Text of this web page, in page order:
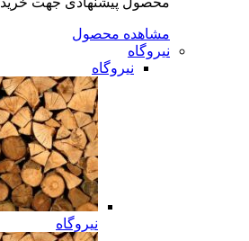
مشاهده محصول
نیروگاه
نیروگاه
نیروگاه